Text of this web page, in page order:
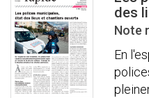
des
Note
En